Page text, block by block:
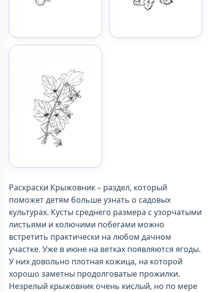
Раскраски Крыжовник – раздел, который
поможет детям больше узнать о садовых
культурах. Кусты среднего размера с узорчатыми
листьями и колючими побегами можно
встретить практически на любом дачном
участке. Уже в июне на ветках появляются ягоды.
У них довольно плотная кожица, на которой
хорошо заметны продолговатые прожилки.
Незрелый крыжовник очень кислый, но по мере